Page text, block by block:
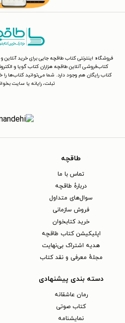
فروشگاه اینترنتی کتاب طاقچه جایی برای خرید
کتاب‌فروشی آنلاین طاقچه هزاران کتاب گویا و
کتاب رایگان هم وجود دارد. شما می‌توانید کتاب‌ها را
تبلت، رایانه یا سایت
طاقچه
تماس با ما
دربارهٔ طاقچه
سوال‌های متداول
فروش سازمانی
خرید کتابخوان
اپلیکیشن کتاب طاقچه
هدیه اشتراک بی‌نهایت
مجلهٔ معرفی و نقد کتاب
دسته بندی پیشنهادی
رمان عاشقانه
کتاب‌ صوتی
نمایشنامه